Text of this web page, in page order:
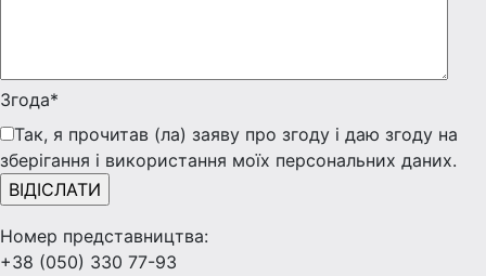
Згода*
Так, я прочитав (ла) заяву про згоду і даю згоду на
зберігання і використання моїх персональних даних.
Номер представництва:
+38 (050) 330 77-93